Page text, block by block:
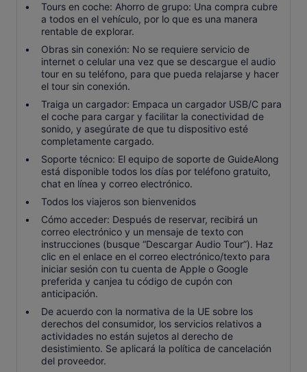
Tours en coche: Ahorro de grupo: Una compra cubre
a todos en el vehículo, por lo que es una manera
rentable de explorar.
Obras sin conexión: No se requiere servicio de
internet o celular una vez que se descargue el audio
tour en su teléfono, para que pueda relajarse y hacer
el tour sin conexión.
Traiga un cargador: Empaca un cargador USB/C para
el coche para cargar y facilitar la conectividad de
sonido, y asegúrate de que tu dispositivo esté
completamente cargado.
Soporte técnico: El equipo de soporte de GuideAlong
está disponible todos los días por teléfono gratuito,
chat en línea y correo electrónico.
Todos los viajeros son bienvenidos
Cómo acceder: Después de reservar, recibirá un
correo electrónico y un mensaje de texto con
instrucciones (busque “Descargar Audio Tour”). Haz
clic en el enlace en el correo electrónico/texto para
iniciar sesión con tu cuenta de Apple o Google
preferida y canjea tu código de cupón con
anticipación.
De acuerdo con la normativa de la UE sobre los
derechos del consumidor, los servicios relativos a
actividades no están sujetos al derecho de
desistimiento. Se aplicará la política de cancelación
del proveedor.